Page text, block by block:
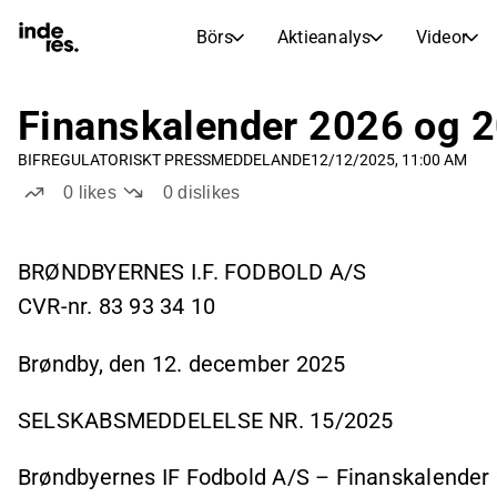
Börs Aktieanalys Videor
Börs
Börskalender
Utdelningskalender
Aktieanalys
Portfölj
inderesTV
Aktiejämförelse
Finanskalender 2026 og
BIFREGULATORISKT PRESSMEDDELANDE12/12/2025, 11:00 AM
0 likes 0dislikes
BRØNDBYERNES I.F. FODBOLD A/S
CVR-nr. 83 93 34 10
Brøndby, den 12. december 2025
SELSKABSMEDDELELSE NR. 15/2025
Brøndbyernes IF Fodbold A/S – Finanskalender